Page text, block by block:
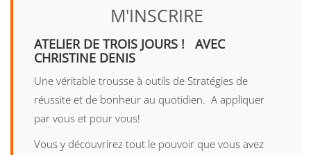
M'INSCRIRE
ATELIER DE TROIS JOURS ! AVEC
CHRISTINE DENIS
Une véritable trousse à outils de Stratégies de
réussite et de bonheur au quotidien. A appliquer
par vous et pour vous!
Vous y découvrirez tout le pouvoir que vous avez